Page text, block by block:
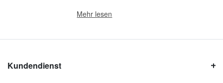
Mehr lesen
Kundendienst